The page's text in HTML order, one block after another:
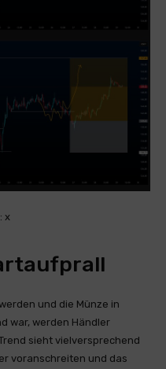
x
und die Münze in
war, werden Händler
sieht vielversprechend
voranschreiten und das